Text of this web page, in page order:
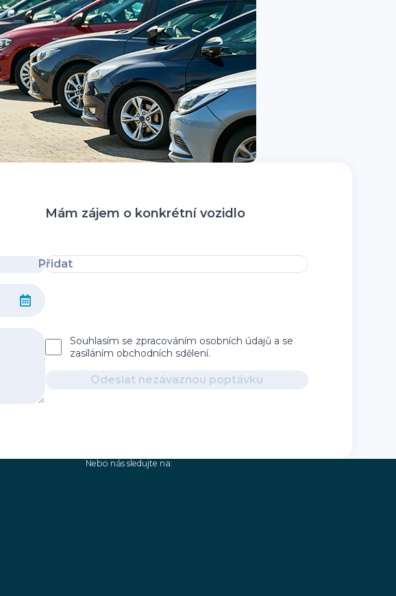
Mám zájem o konkrétní vozidlo
Přidat
Souhlasím se zpracováním osobních údajů a se
zasíláním obchodních sdělení.
Odeslat nezávaznou poptávku
Nebo nás sledujte na: